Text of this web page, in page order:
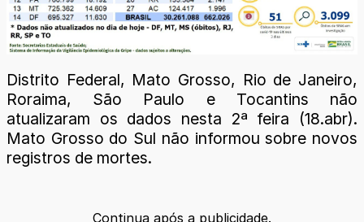
Distrito Federal, Mato Grosso, Rio de Janeiro,
Roraima, São Paulo e Tocantins não
atualizaram os dados nesta 2ª feira (18.abr).
Mato Grosso do Sul não informou sobre novos
registros de mortes.
Continua após a publicidade.